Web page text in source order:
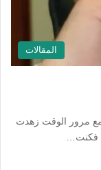
المقالات
بالسكري منذ عام 2006م، ومع مرور الوقت زهدت
فكنت…